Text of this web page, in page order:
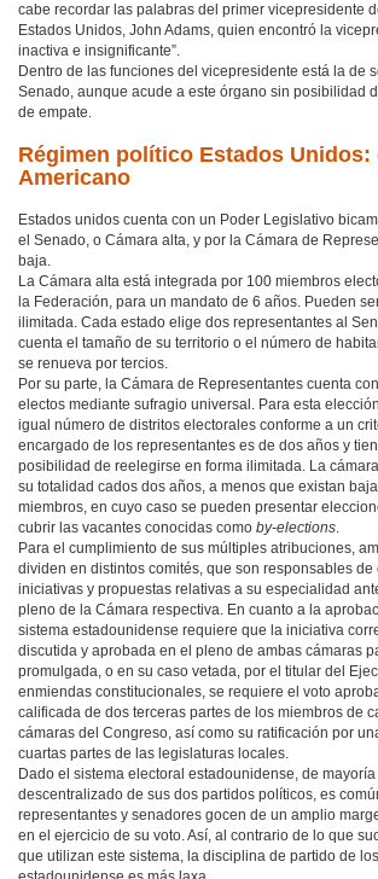
cabe recordar las palabras del primer vicepresidente
Estados Unidos, John Adams, quien encontró la
inactiva e insignificante”.
Dentro de las funciones del vicepresidente está la de
Senado, aunque acude a este órgano sin posibilidad
de empate.
Régimen político Estados Unidos:
Americano
Estados unidos cuenta con un Poder Legislativo
el Senado, o Cámara alta, y por la Cámara de
baja.
La Cámara alta está integrada por 100 miembros
la Federación, para un mandato de 6 años. Pueden
ilimitada. Cada estado elige dos representantes al
cuenta el tamaño de su territorio o el número de
se renueva por tercios.
Por su parte, la Cámara de Representantes cuenta
electos mediante sufragio universal. Para esta
igual número de distritos electorales conforme a un
encargado de los representantes es de dos años y
posibilidad de reelegirse en forma ilimitada. La
su totalidad cados dos años, a menos que existan
miembros, en cuyo caso se pueden presentar
cubrir las vacantes conocidas como by-elections.
Para el cumplimiento de sus múltiples atribuciones,
dividen en distintos comités, que son responsables
iniciativas y propuestas relativas a su especialidad
pleno de la Cámara respectiva. En cuanto a la
sistema estadounidense requiere que la iniciativa
discutida y aprobada en el pleno de ambas cámaras
promulgada, o en su caso vetada, por el titular del
enmiendas constitucionales, se requiere el voto
calificada de dos terceras partes de los miembros de
cámaras del Congreso, así como su ratificación por
cuartas partes de las legislaturas locales.
Dado el sistema electoral estadounidense, de
descentralizado de sus dos partidos políticos, es
representantes y senadores gocen de un amplio
en el ejercicio de su voto. Así, al contrario de lo que
que utilizan este sistema, la disciplina de partido de